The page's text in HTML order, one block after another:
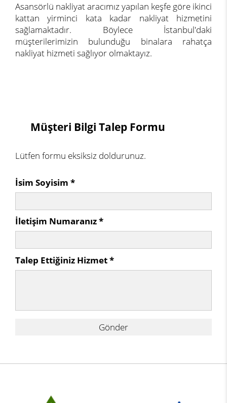
Asansörlü nakliyat aracımız yapılan keşfe göre ikinci
kattan yirminci kata kadar nakliyat hizmetini
sağlamaktadır. Böylece İstanbul'daki
müşterilerimizin bulunduğu binalara rahatça
nakliyat hizmeti sağlıyor olmaktayız.
Müşteri Bilgi Talep Formu
Lütfen formu eksiksiz doldurunuz.
İsim Soyisim *
İletişim Numaranız *
Talep Ettiğiniz Hizmet *
Gönder